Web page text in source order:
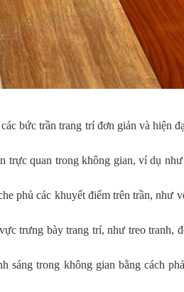
bức trần trang trí đơn giản và hiện
trực quan trong không gian, ví dụ
phủ các khuyết điểm trên trần, như
trưng bày trang trí, như treo tranh,
sáng trong không gian bằng cách